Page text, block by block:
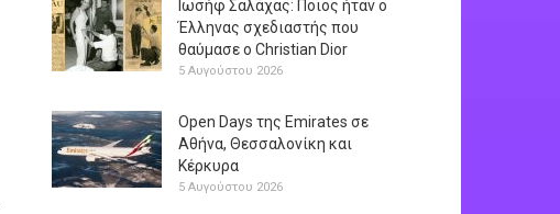
Ιωσήφ Σαλάχας: Ποιος ήταν ο
Έλληνας σχεδιαστής που
θαύμασε ο Christian Dior
5 Αυγούστου 2026
Open Days της Emirates σε
Αθήνα, Θεσσαλονίκη και
Κέρκυρα
5 Αυγούστου 2026